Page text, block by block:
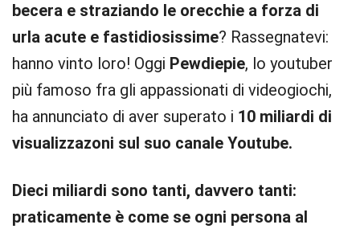
becera e straziando le orecchie a forza di
urla acute e fastidiosissime? Rassegnatevi:
hanno vinto loro! Oggi Pewdiepie, lo youtuber
più famoso fra gli appassionati di videogiochi,
ha annunciato di aver superato i 10 miliardi di
visualizzazoni sul suo canale Youtube.
Dieci miliardi sono tanti, davvero tanti:
praticamente è come se ogni persona al